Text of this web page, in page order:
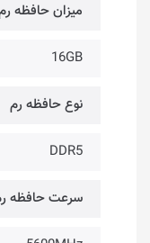
میزان حافظه
16GB
نوع حافظه رم
DDR5
سرعت حافظه